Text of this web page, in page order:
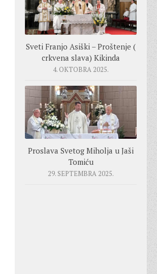
Sveti Franjo Asiški – Proštenje (
crkvena slava) Kikinda
4. OKTOBRA 2025.
Proslava Svetog Miholja u Jaši
Tomiću
29. SEPTEMBRA 2025.